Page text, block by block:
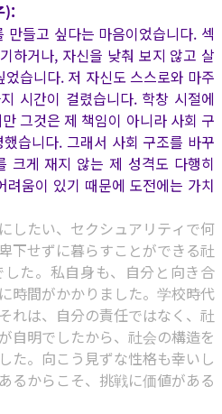
):
들고 싶다는 마음이었습니다. 섹
하거나, 자신을 낮춰 보지 않고 살
습니다. 저 자신도 스스로와 마주
시간이 걸렸습니다. 학창 시절에
그것은 제 책임이 아니라 사회 구
습니다. 그래서 사회 구조를 바꾸
크게 재지 않는 제 성격도 다행히
움이 있기 때문에 도전에는 가치
したい、セクシュアリティで何
下せずに暮らすことができる社
た。私自身も、自分と向き合
時間がかかりました。学校時代
れは、自分の責任ではなく、社
自明でしたから、社会の構造を
た。向こう見ずな性格も幸いし
るからこそ、挑戦に価値がある